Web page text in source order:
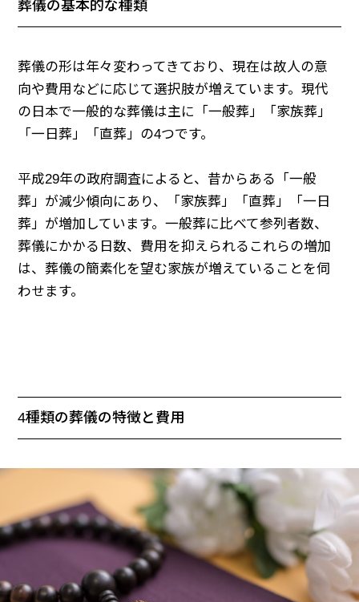
葬儀の基本的な種類
葬儀の形は年々変わってきており、現在は故人の意
向や費用などに応じて選択肢が増えています。現代
の日本で一般的な葬儀は主に「一般葬」「家族葬」
「一日葬」「直葬」の4つです。
平成29年の政府調査によると、昔からある「一般
葬」が減少傾向にあり、「家族葬」「直葬」「一日
葬」が増加しています。一般葬に比べて参列者数、
葬儀にかかる日数、費用を抑えられるこれらの増加
は、葬儀の簡素化を望む家族が増えていることを伺
わせます。
4種類の葬儀の特徴と費用